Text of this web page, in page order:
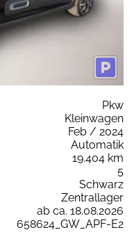
Pkw
Kleinwagen
Feb / 2024
Automatik
19.404 km
5
Schwarz
Zentrallager
ab ca. 18.08.2026
658624_GW_APF-E2